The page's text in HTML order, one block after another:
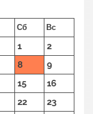
Сб Вс
1
2
8
9
15
16
22
23